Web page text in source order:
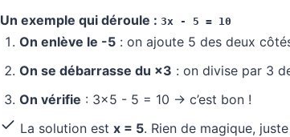
Un exemple qui déroule : 3x - 5 = 10
On enlève le -5 : on ajoute 5 des deux
On se débarrasse du ×3 : on divise par 3
On vérifie : 3×5 - 5 = 10 → c’est bon !
La solution est x = 5. Rien de magique,